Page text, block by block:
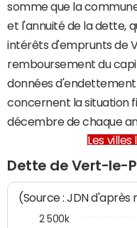
somme que la
et l'annuité de la dette,
intérêts d'emprunts de
remboursement du
données
concernent la situation
décembre de chaque
Les
Dette de Vert-le-
(Source : JDN
2 500k